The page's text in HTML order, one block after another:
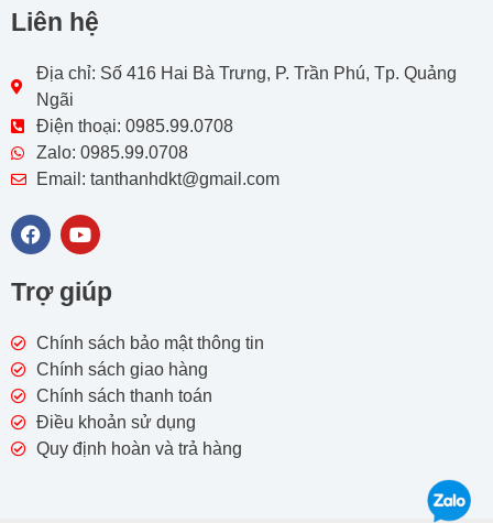
Liên hệ
Địa chỉ: Số 416 Hai Bà Trưng, P. Trần Phú, Tp. Quảng
Ngãi
Điện thoại: 0985.99.0708
Zalo: 0985.99.0708
Email: tanthanhdkt@gmail.com
F
a
e
b
o
k
Y
o
t
u
e
Trợ giúp
Chính sách bảo mật thông tin
Chính sách giao hàng
Chính sách thanh toán
Điều khoản sử dụng
Quy định hoàn và trả hàng